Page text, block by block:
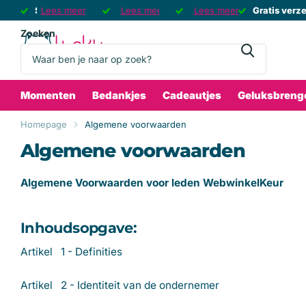
Sinds 2008 de Grootste Gelukswinkel 🍀
Lees meer
Sinds 2008 de Grootste Gelukswinkel
Gratis verzending vanaf 75 euro
Lees meer
Gratis verzendingGratis geluksbrengerbij
Lees meer
Gratis geluksbrenger
Gratis
Gratis
Zoeken
Momenten Bedankjes Cadeautjes
Homepage Algemene voorwaarden
Algemene voorwaarden
Algemene Voorwaarden voor leden WebwinkelKeur
Inhoudsopgave:
Artikel 1 - Definities
Artikel 2 - Identiteit van de ondernemer